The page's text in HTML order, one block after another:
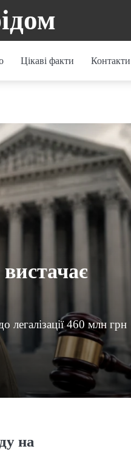
Цікаві факти Контакти
легалізації 460 млн грн
на